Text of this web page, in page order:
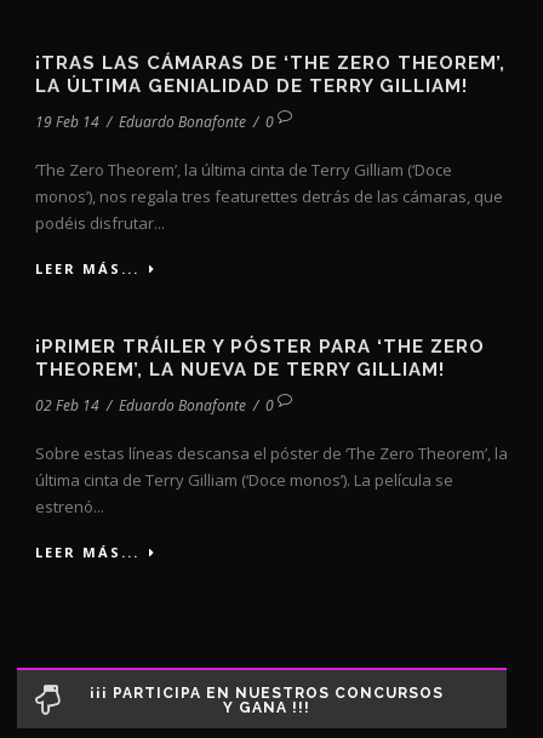
¡TRAS LAS CÁMARAS DE ‘THE ZERO THEOREM’,
LA ÚLTIMA GENIALIDAD DE TERRY GILLIAM!
19 Feb 14 / Eduardo Bonafonte / 0
‘The Zero Theorem’, la última cinta de Terry Gilliam (‘Doce
monos’), nos regala tres featurettes detrás de las cámaras, que
podéis disfrutar...
LEER MÁS...
¡PRIMER TRÁILER Y PÓSTER PARA ‘THE ZERO
THEOREM’, LA NUEVA DE TERRY GILLIAM!
02 Feb 14 / Eduardo Bonafonte / 0
Sobre estas líneas descansa el póster de ‘The Zero Theorem’, la
última cinta de Terry Gilliam (‘Doce monos’). La película se
estrenó...
LEER MÁS...
¡¡¡ PARTICIPA EN NUESTROS CONCURSOS
Y GANA !!!